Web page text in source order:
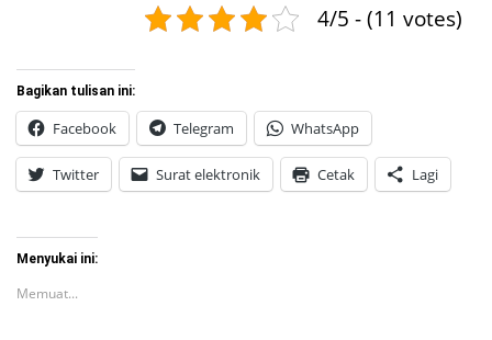
4/5 - (11 votes)
Bagikan tulisan ini:
Facebook Telegram WhatsApp
Twitter Surat elektronik Cetak Lagi
Menyukai ini:
Memuat...